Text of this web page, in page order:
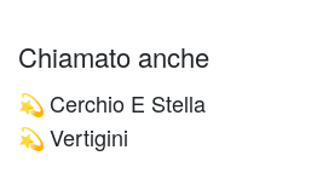
Chiamato anche
💫 Cerchio E Stella
💫 Vertigini